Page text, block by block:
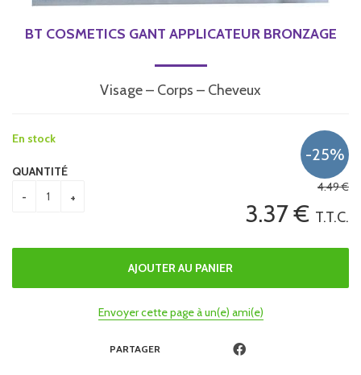
BT COSMETICS GANT APPLICATEUR BRONZAGE
Visage – Corps – Cheveux
4.49€
3.37€ T.T.C.
En stock
QUANTITÉ
Envoyer cette page à un(e) ami(e)
PARTAGER